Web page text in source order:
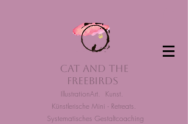
Cat and the
Freebirds
IllustrationArt. Kunst.
Künstlerische Mini - Retreats.
Systematisches Gestaltcoaching